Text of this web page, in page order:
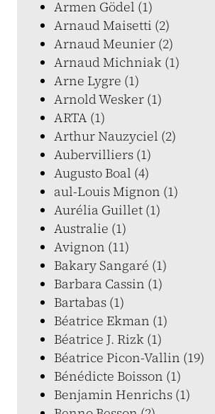
Armen Gödel (1)
Arnaud Maisetti (2)
Arnaud Meunier (2)
Arnaud Michniak (1)
Arne Lygre (1)
Arnold Wesker (1)
ARTA (1)
Arthur Nauzyciel (2)
Aubervilliers (1)
Augusto Boal (4)
aul-Louis Mignon (1)
Aurélia Guillet (1)
Australie (1)
Avignon (11)
Bakary Sangaré (1)
Barbara Cassin (1)
Bartabas (1)
Béatrice Ekman (1)
Béatrice J. Rizk (1)
Béatrice Picon-Vallin (19)
Bénédicte Boisson (1)
Benjamin Henrichs (1)